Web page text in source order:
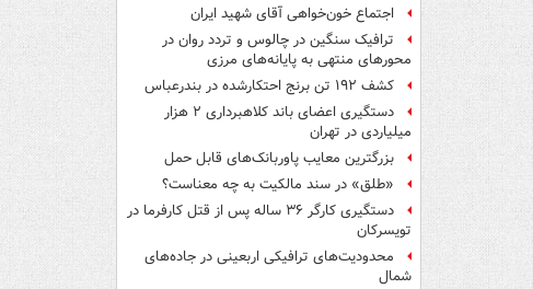
اجتماع خون‌خواهی آقای شهید ایران
ترافیک سنگین در چالوس و تردد روان در
محورهای منتهی به پایانه‌های مرزی
کشف ۱۹۲ تن برنج احتکارشده در بندرعباس
دستگیری اعضای باند کلاهبرداری ۲ هزار
میلیاردی در تهران
بزرگترین معایب پاوربانک‌های قابل حمل
«طلق» در سند مالکیت به چه معناست؟
دستگیری کارگر ۳۶ ساله پس از قتل کارفرما در
تویسرکان
محدودیت‌های ترافیکی اربعینی در جاده‌های
شمال‌